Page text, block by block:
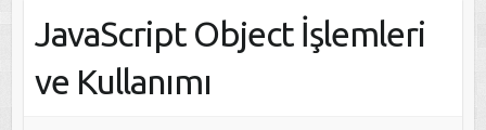
JavaScript Object İşlemleri
ve Kullanımı